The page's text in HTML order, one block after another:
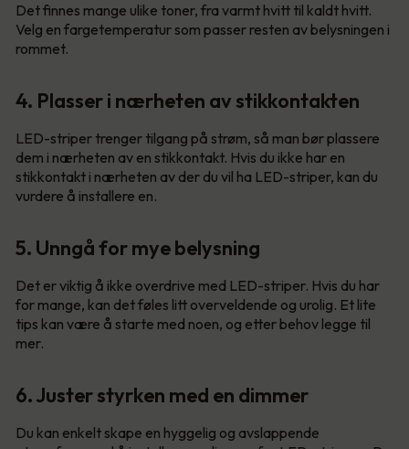
Det finnes mange ulike toner, fra varmt hvitt til kaldt hvitt.
Velg en fargetemperatur som passer resten av belysningen i
rommet.
4. Plasser i nærheten av stikkontakten
LED-striper trenger tilgang på strøm, så man bør plassere
dem i nærheten av en stikkontakt. Hvis du ikke har en
stikkontakt i nærheten av der du vil ha LED-striper, kan du
vurdere å installere en.
5. Unngå for mye belysning
Det er viktig å ikke overdrive med LED-striper. Hvis du har
for mange, kan det føles litt overveldende og urolig. Et lite
tips kan være å starte med noen, og etter behov legge til
mer.
6. Juster styrken med en dimmer
Du kan enkelt skape en hyggelig og avslappende